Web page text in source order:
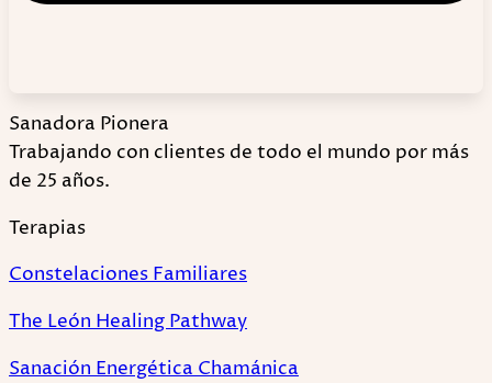
Sanadora Pionera
Trabajando con clientes de todo el mundo por más
de 25 años.
Terapias
Constelaciones Familiares
The León Healing Pathway
Sanación Energética Chamánica